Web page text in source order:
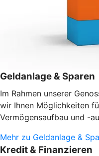
Geldanlage & Sparen
Im Rahmen unserer
wir Ihnen Möglichkeiten
Vermögensaufbau und -
Mehr zu Geldanlage &
Kredit & Finanzieren